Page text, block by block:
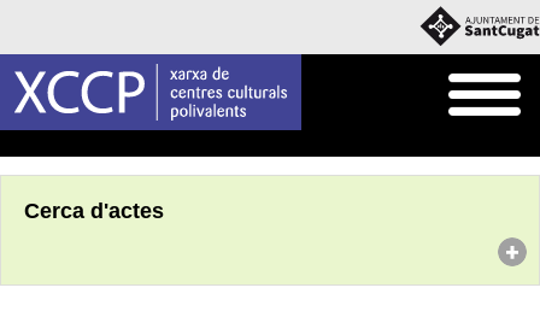
Cerca d'actes